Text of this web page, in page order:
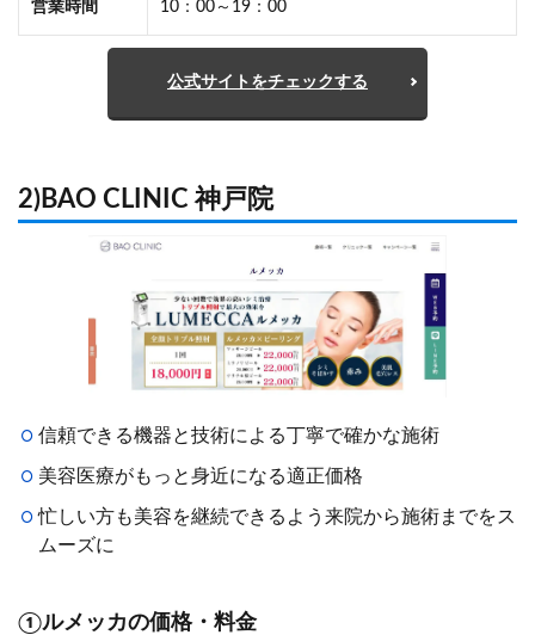
営業時間 10：00～19：00
公式サイトをチェックする
2)BAO CLINIC 神戸院
信頼できる機器と技術による丁寧で確かな施術
美容医療がもっと身近になる適正価格
忙しい方も美容を継続できるよう来院から施術までをス
ムーズに
①ルメッカの価格・料金